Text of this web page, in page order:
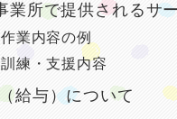
業所で提供されるサ
作業内容の例
訓練・支援内容
給与）について